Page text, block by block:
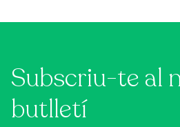
Subscriu-te al
butlletí